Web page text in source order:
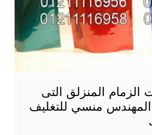
الزمام المنزلق التى
منسي للتغليف